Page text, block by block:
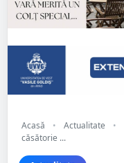
Acasă • Actualitate •
căsătorie ...